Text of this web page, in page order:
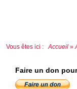
Vous êtes ici : Accueil »
Faire un don